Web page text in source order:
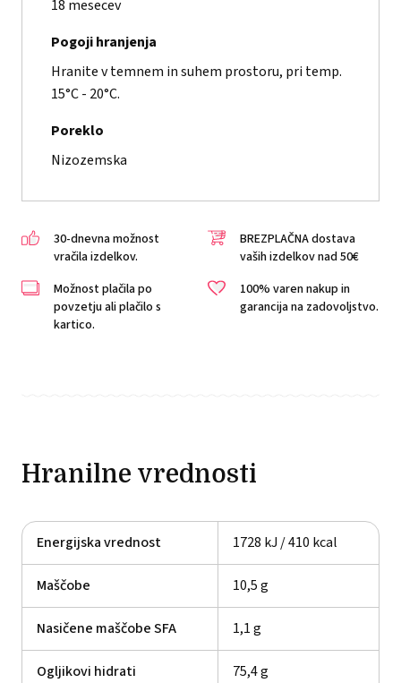
18 mesecev
Pogoji hranjenja
Hranite v temnem in suhem prostoru, pri temp.
15°C - 20°C.
Poreklo
Nizozemska
30-dnevna možnost
vračila izdelkov.
BREZPLAČNA dostava
vaših izdelkov nad 50€
Možnost plačila po
povzetju ali plačilo s
kartico.
100% varen nakup in
garancija na zadovoljstvo.
Hranilne vrednosti
Energijska vrednost 1728 kJ / 410 kcal
Maščobe 10,5 g
Nasičene maščobe SFA 1,1 g
Ogljikovi hidrati 75,4 g